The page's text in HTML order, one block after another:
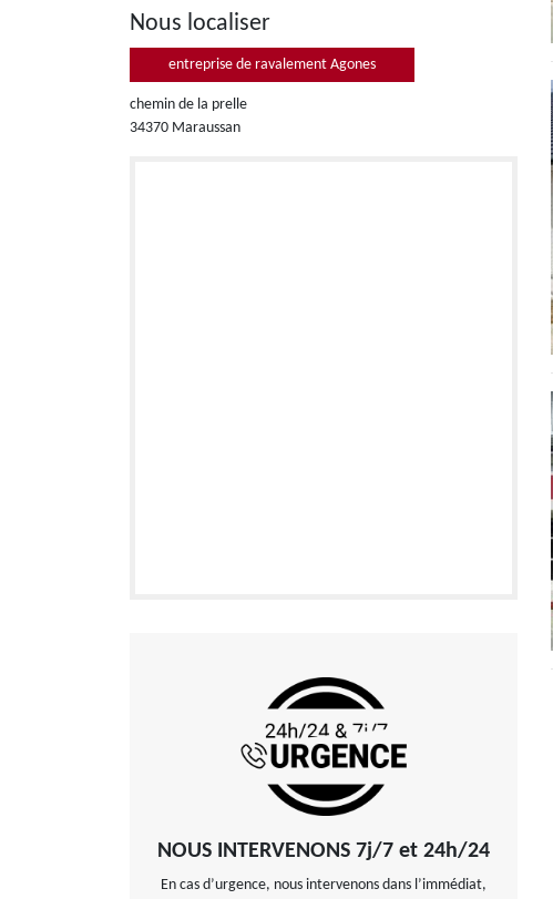
Nous localiser
entreprise de ravalement Agones
chemin de la prelle
34370 Maraussan
NOUS INTERVENONS 7j/7 et 24h/24
En cas d’urgence, nous intervenons dans l’immédiat,